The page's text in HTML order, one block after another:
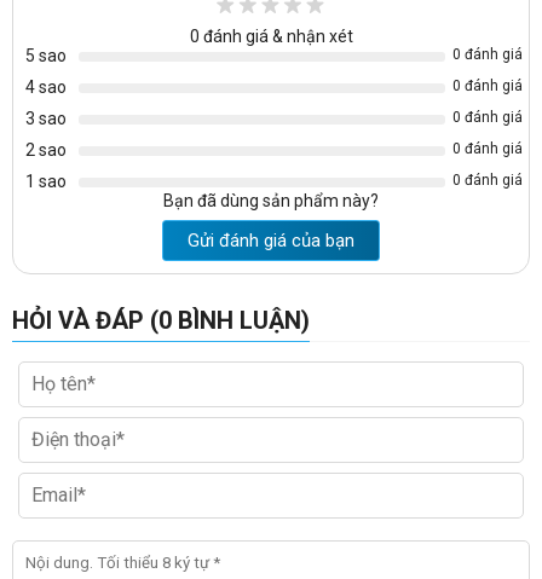
0 đánh giá & nhận xét
5 sao
0 đánh giá
4 sao 0 đánh giá
3 sao 0 đánh giá
2 sao 0 đánh giá
1 sao 0 đánh giá
Bạn đã dùng sản phẩm này?
Gửi đánh giá của bạn
HỎI VÀ ĐÁP (0 BÌNH LUẬN)